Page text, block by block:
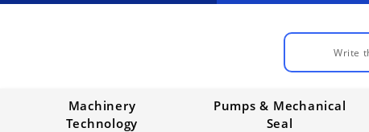
Machinery
Technology
Pumps & Mechanical
Seal